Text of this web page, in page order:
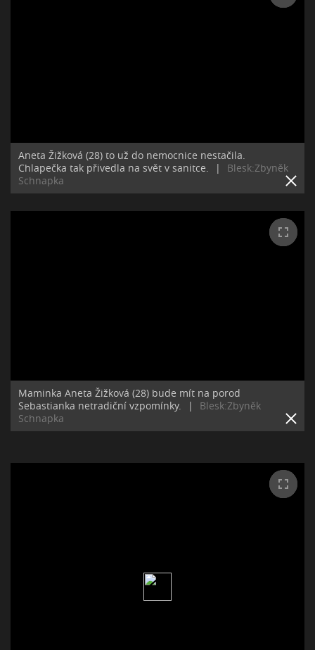
Aneta Žižková (28) to už do nemocnice nestačila.
Chlapečka tak přivedla na svět v sanitce.
|
Blesk:Zbyněk
Schnapka
Maminka Aneta Žižková (28) bude mít na porod
Sebastianka netradiční vzpomínky.
|
Blesk:Zbyněk
Schnapka